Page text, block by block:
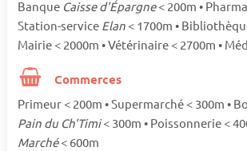
Banque Caisse d'Épargne< 200m •
Station-service Elan < 1700m •
Mairie < 2000m • Vétérinaire < 2700m •
Commerces
Primeur < 200m • Supermarché < 300m •
Pain du Ch'Timi< 300m • Poissonnerie <
Marché< 600m